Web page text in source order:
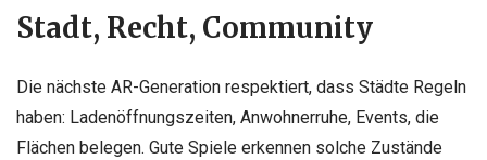
Stadt, Recht, Community
Die nächste AR-Generation respektiert, dass Städte Regeln
haben: Ladenöffnungszeiten, Anwohnerruhe, Events, die
Flächen belegen. Gute Spiele erkennen solche Zustände